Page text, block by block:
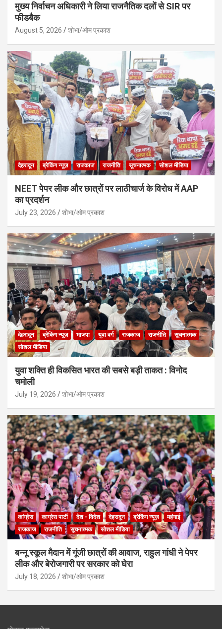
मुख्य निर्वाचन अधिकारी ने लिया राजनैतिक दलों से SIR पर
फीडबैक
August 5, 2026 शोभा/ओम प्रकाश
देहरादून ब्रेकिंग न्यूज़ राजकाज राजनीति सूचनात्मक सोशल मीडिया
NEET पेपर लीक और छात्रों पर लाठीचार्ज के विरोध में AAP
का प्रदर्शन
July 23, 2026 शोभा/ओम प्रकाश
देहरादून ब्रेकिंग न्यूज़ भाजपा युवा वर्ग राजकाज राजनीति
सूचनात्मक
सोशल मीडिया
युवा शक्ति ही विकसित भारत की सबसे बड़ी ताकत : विनोद
चमोली
July 19, 2026 शोभा/ओम प्रकाश
कांग्रेस काग्रेस पार्टी देश - विदेश देहरादून ब्रेकिंग न्यूज़
महंगाई
राजकाज
राजनीति सूचनात्मक सोशल मीडिया
बन्नू स्कूल मैदान में गूंजी छात्रों की आवाज, राहुल गांधी ने पेपर
लीक और बेरोजगारी पर सरकार को घेरा
July 18, 2026 शोभा/ओम प्रकाश